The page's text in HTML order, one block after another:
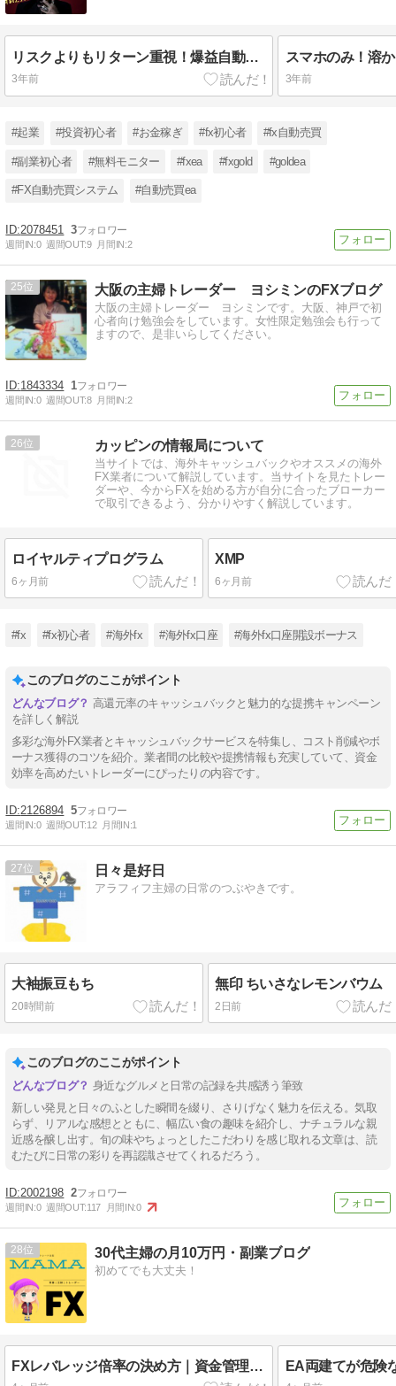
リスクよりもリターン重視！爆益自動売買システム★早期回収仕様★
3年前 3年前
#起業 #投資初心者 #お金稼ぎ #fx初心者 #fx自動売買
#副業初心者 #無料モニター #fxea #fxgold #goldea
#FX自動売買システム #自動売買ea
2078451 3
週間IN:0 週間OUT:9 月間IN:2
25 大阪の主婦トレーダー ヨシミンのFXブログ
大阪の主婦トレーダー ヨシミンです。大阪、神戸で初
心者向け勉強会をしています。女性限定勉強会も行って
ますので、是非いらしてください。
1843334 1
週間IN:0 週間OUT:8 月間IN:2
26 カッピンの情報局について
当サイトでは、海外キャッシュバックやオススメの海外
FX業者について解説しています。当サイトを見たトレー
ダーや、今からFXを始める方が自分に合ったブローカー
で取引できるよう、分かりやすく解説しています。
ロイヤルティプログラム
6ヶ月前
XMP
6ヶ月前
#fx #fx初心者 #海外fx #海外fx口座 #海外fx口座開設ボーナス
このブログのここがポイント
高還元率のキャッシュバックと魅力的な提携キャンペーン
を詳しく解説
多彩な海外FX業者とキャッシュバックサービスを特集し、コスト削減やボ
ーナス獲得のコツを紹介。業者間の比較や提携情報も充実していて、資金
効率を高めたいトレーダーにぴったりの内容です。
2126894 5
週間IN:0 週間OUT:12 月間IN:1
27 日々是好日
アラフィフ主婦の日常のつぶやきです。
大袖振豆もち
20時間前
無印 ちいさなレモンバウム
2日前
このブログのここがポイント
身近なグルメと日常の記録を共感誘う筆致
新しい発見と日々のふとした瞬間を綴り、さりげなく魅力を伝える。気取
らず、リアルな感想とともに、幅広い食の趣味を紹介し、ナチュラルな親
近感を醸し出す。旬の味やちょっとしたこだわりを感じ取れる文章は、読
むたびに日常の彩りを再認識させてくれるだろう。
2002198 2
週間IN:0 週間OUT:117 月間IN:0
28 30代主婦の月10万円・副業ブログ
初めてでも大丈夫！
FXレバレッジ倍率の決め方｜資金管理とロスカット水準から逆算する方法